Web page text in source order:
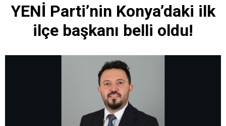
YENİ Parti’nin Konya’daki ilk
ilçe başkanı belli oldu!